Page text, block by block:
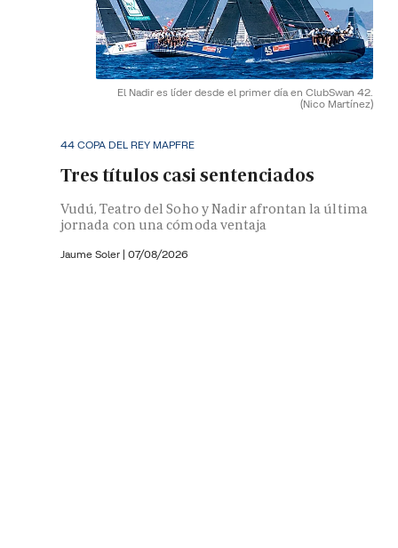
El Nadir es líder desde el primer día en ClubSwan 42.
(Nico Martínez)
44 COPA DEL REY MAPFRE
Tres títulos casi sentenciados
Vudú, Teatro del Soho y Nadir afrontan la última
jornada con una cómoda ventaja
Jaume Soler | 07/08/2026